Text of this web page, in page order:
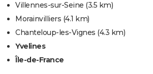
Villennes-sur-Seine (3.5 km)
Morainvilliers (4.1 km)
Chanteloup-les-Vignes (4.3 km)
Yvelines
Île-de-France